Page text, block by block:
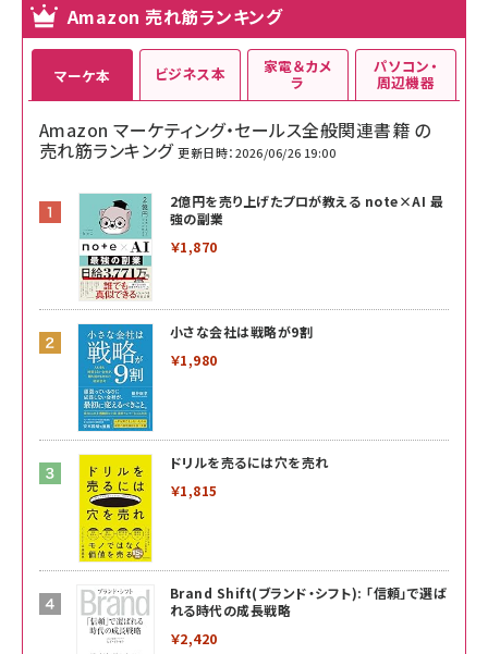
Amazon 売れ筋ランキング
マーケ本
Amazon マーケティング・セールス全般関連書籍 の
売れ筋ランキング 更新日時：2026/06/26 19:00
2億円を売り上げたプロが教える note×AI 最
強の副業
￥1,870
小さな会社は戦略が9割
￥1,980
ドリルを売るには穴を売れ
￥1,815
Brand Shift(ブランド・シフト): 「信頼」で選ば
れる時代の成長戦略
￥2,420
ビジネス本 家電＆カメ
ラ
パソコン・
周辺機器